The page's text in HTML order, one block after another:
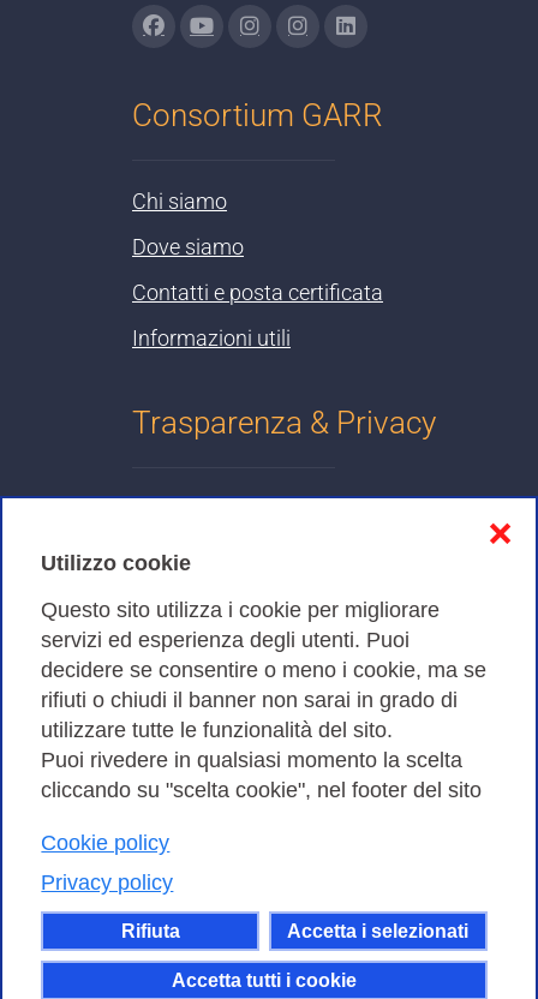
Utilizzo cookie
Questo sito utilizza i cookie per migliorare
servizi ed esperienza degli utenti. Puoi
decidere se consentire o meno i cookie, ma se
rifiuti o chiudi il banner non sarai in grado di
utilizzare tutte le funzionalità del sito.
Puoi rivedere in qualsiasi momento la scelta
cliccando su "scelta cookie", nel footer del sito
Cookie policy
Privacy policy
Rifiuta Accetta i selezionati
Accetta tutti i cookie
❌
Consortium GARR
Chi siamo
Dove siamo
Contatti e posta certificata
Informazioni utili
Trasparenza & Privacy
Cookies Policy
Amministrazione trasparente
Bandi di Gara
Consortium GARR - Via dei Tizii, 6 - 00185 Roma | Tel.
| CF 97284570583 – PI 07577141000 | Codice
Destinatario 7EU9KEU |
Il contenuto di questo sito e' rilasciato, tranne dove
altrimenti indicato, secondo i termini della licenza
Creative Commons